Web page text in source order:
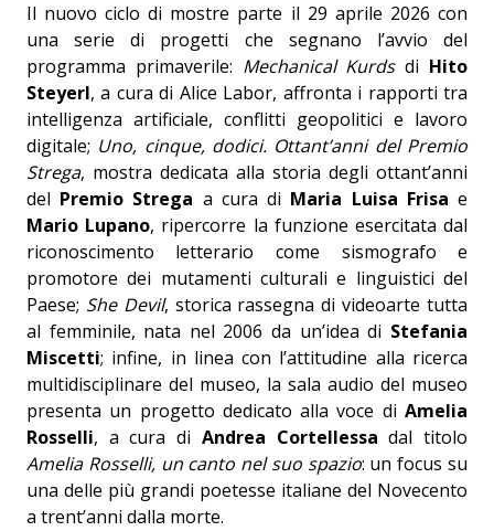
Il nuovo ciclo di mostre parte il 29 aprile 2026 con
una serie di progetti che segnano l’avvio del
programma primaverile: Mechanical Kurdsdi Hito
Steyerl, a cura di Alice Labor, affronta i rapporti tra
intelligenza artificiale, conflitti geopolitici e lavoro
digitale; Uno, cinque, dodici. Ottant’anni del Premio
Strega, mostra dedicata alla storia degli ottant’anni
del Premio Strega a cura di Maria Luisa Frisa e
Mario Lupano, ripercorre la funzione esercitata dal
riconoscimento letterario come sismografo e
promotore dei mutamenti culturali e linguistici del
Paese; She Devil, storica rassegna di videoarte tutta
al femminile, nata nel 2006 da un’idea di Stefania
Miscetti; infine, in linea con l’attitudine alla ricerca
multidisciplinare del museo, la sala audio del museo
presenta un progetto dedicato alla voce diAmelia
Rosselli, a cura di Andrea Cortellessa dal titolo
Amelia Rosselli, un canto nel suo spazio: un focus su
una delle più grandi poetesse italiane del Novecento
a trent’anni dalla morte.